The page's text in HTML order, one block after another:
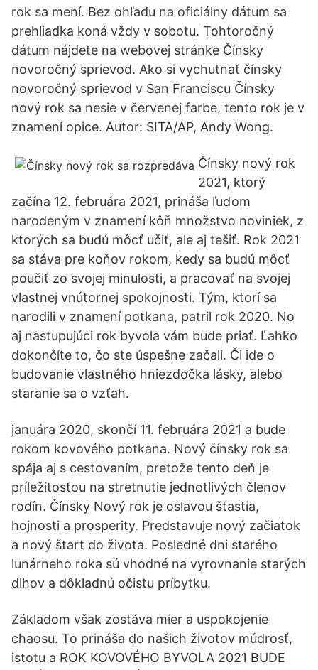
rok sa mení. Bez ohľadu na oficiálny dátum sa
prehliadka koná vždy v sobotu. Tohtoročný
dátum nájdete na webovej stránke Čínsky
novoročný sprievod. Ako si vychutnať čínsky
novoročný sprievod v San Franciscu Čínsky
nový rok sa nesie v červenej farbe, tento rok je v
znamení opice. Autor: SITA/AP, Andy Wong.
Čínsky nový rok
2021, ktorý
začína 12. februára 2021, prináša ľuďom
narodeným v znamení kôň množstvo noviniek, z
ktorých sa budú môcť učiť, ale aj tešiť. Rok 2021
sa stáva pre koňov rokom, kedy sa budú môcť
poučiť zo svojej minulosti, a pracovať na svojej
vlastnej vnútornej spokojnosti. Tým, ktorí sa
narodili v znamení potkana, patril rok 2020. No
aj nastupujúci rok byvola vám bude priať. Ľahko
dokončíte to, čo ste úspešne začali. Či ide o
budovanie vlastného hniezdočka lásky, alebo
staranie sa o vzťah.
januára 2020, skončí 11. februára 2021 a bude
rokom kovového potkana. Nový čínsky rok sa
spája aj s cestovaním, pretože tento deň je
príležitosťou na stretnutie jednotlivých členov
rodín. Čínsky Nový rok je oslavou šťastia,
hojnosti a prosperity. Predstavuje nový začiatok
a nový štart do života. Posledné dni starého
lunárneho roka sú vhodné na vyrovnanie starých
dlhov a dôkladnú očistu príbytku.
Základom však zostáva mier a uspokojenie
chaosu. To prináša do našich životov múdrosť,
istotu a ROK KOVOVÉHO BYVOLA 2021 BUDE